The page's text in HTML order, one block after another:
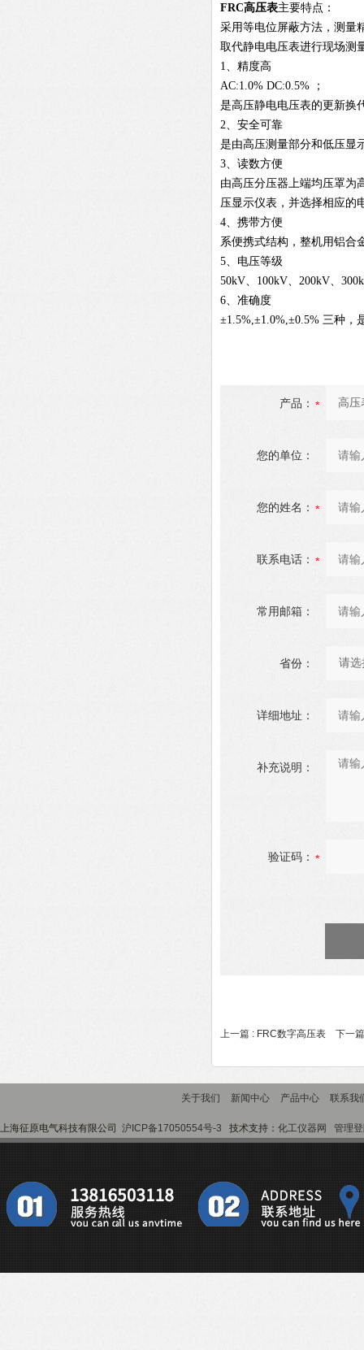
FRC高压表主要特点：
采用等电位屏蔽方法，测量
取代静电电压表进行现场测
1、精度高
AC:1.0% DC:0.5% ；
是高压静电电压表的更新换
2、安全可靠
是由高压测量部分和低压显
3、读数方便
由高压分压器上端均压罩为
压显示仪表，并选择相应的
4、携带方便
系便携式结构，整机用铝合
5、电压等级
50kV、100kV、200kV、
6、准确度
±1.5%,±1.0%,±0.5% 三种，
产品：
您的单位：
您的姓名：
联系电话：
常用邮箱：
省份：
详细地址：
补充说明：
验证码：
上一篇 : FRC数字高压表 下一
关于我们 新闻中心 产品中心 联系我
上海征原电气科技有限公司 沪ICP备17050554号-3 技术支持： 化工仪器网 管理